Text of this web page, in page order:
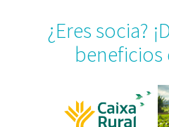
¿Eres socia?
beneficios